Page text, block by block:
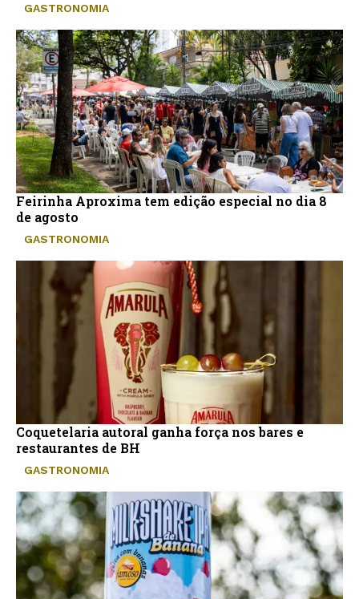
GASTRONOMIA
Feirinha Aproxima tem edição especial no dia 8
de agosto
GASTRONOMIA
Coquetelaria autoral ganha força nos bares e
restaurantes de BH
GASTRONOMIA